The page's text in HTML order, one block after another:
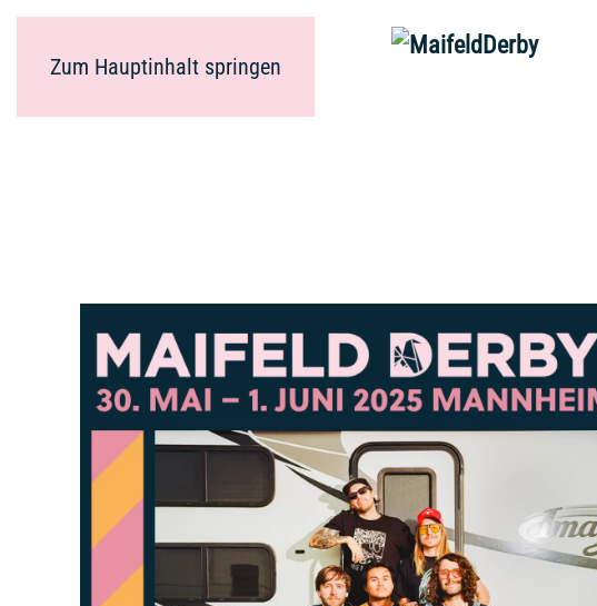
Zum Hauptinhalt springen